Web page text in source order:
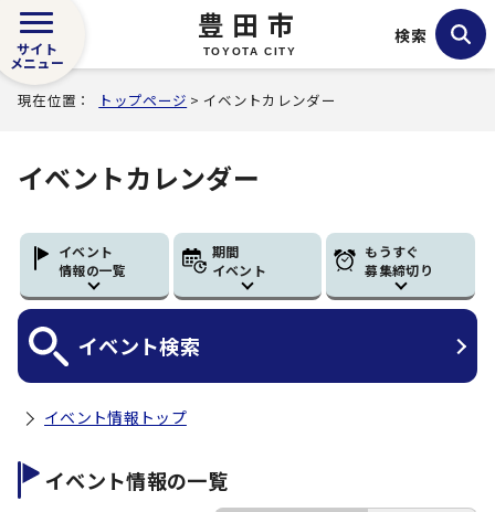
豊田市
TOYOTA CITY
サイト
メニュー
検索
現在位置： トップページ > イベントカレンダー
イベントカレンダー
イベント
情報の一覧
期間
イベント
もうすぐ
募集締切り
イベント検索
イベント情報トップ
イベント情報の一覧